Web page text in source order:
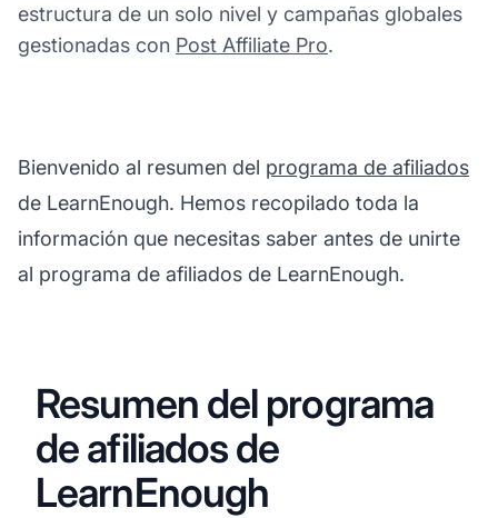
estructura de un solo nivel y campañas globales
gestionadas con Post Affiliate Pro.
Bienvenido al resumen del programa de afiliados
de LearnEnough. Hemos recopilado toda la
información que necesitas saber antes de unirte
al programa de afiliados de LearnEnough.
Resumen del programa
de afiliados de
LearnEnough